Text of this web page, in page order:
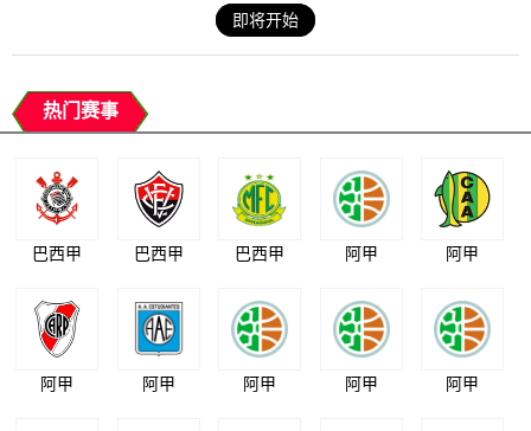
即将开始
热门赛事
巴西甲 巴西甲 巴西甲 阿甲 阿甲
阿甲 阿甲 阿甲 阿甲 阿甲